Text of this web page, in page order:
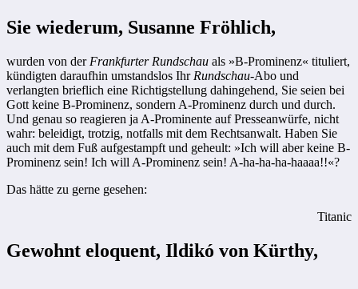
Sie wiederum, Susanne Fröhlich,
wurden von der Frankfurter Rundschau als »B-Prominenz« tituliert,
kündigten daraufhin umstandslos Ihr Rundschau-Abo und
verlangten brieflich eine Richtigstellung dahingehend, Sie seien bei
Gott keine B-Prominenz, sondern A-Prominenz durch und durch.
Und genau so reagieren ja A-Prominente auf Presseanwürfe, nicht
wahr: beleidigt, trotzig, notfalls mit dem Rechtsanwalt. Haben Sie
auch mit dem Fuß aufgestampft und geheult: »Ich will aber keine B-
Prominenz sein! Ich will A-Prominenz sein! A-ha-ha-ha-haaaa!!«?
Das hätte zu gerne gesehen:
Titanic
Gewohnt eloquent, Ildikó von Kürthy,